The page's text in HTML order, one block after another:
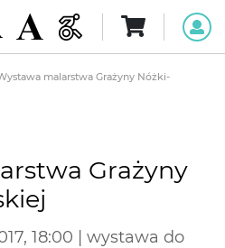
malarstwa Grażyny Nóżki-
Grażyny
18:00 | wystawa do